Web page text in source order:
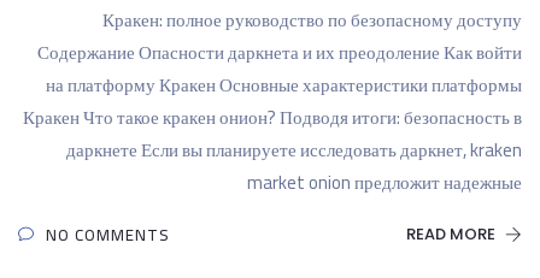
Кракен: полное руководство по безопасному доступу
Содержание Опасности даркнета и их преодоление Как войти
на платформу Кракен Основные характеристики платформы
Кракен Что такое кракен онион? Подводя итоги: безопасность в
даркнете Если вы планируете исследовать даркнет, kraken
market onion предложит надежные
READ MORE
NO COMMENTS